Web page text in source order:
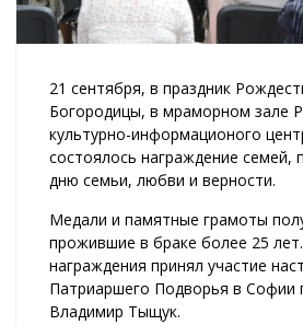
21 сентября, в праздник
Богородицы, в мраморном зале
культурно-информационого
состоялось награждение семей,
дню семьи, любви и верности.
Медали и памятные грамоты
прожившие в браке более 25
награждения принял участие
Патриаршего Подворья в Софии
Владимир Тыщук.